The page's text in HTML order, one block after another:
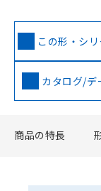
この形・シ
カタログ/デ
商品の特長